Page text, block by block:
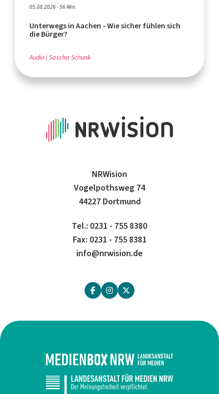
05.08.2026 - 56 Min.
Unterwegs in Aachen - Wie sicher fühlen sich
die Bürger?
Audio Sascha Schunk
NRWision
Vogelpothsweg 74
44227 Dortmund
Tel.: 0231 - 755 8380
Fax: 0231 - 755 8381
info@nrwision.de